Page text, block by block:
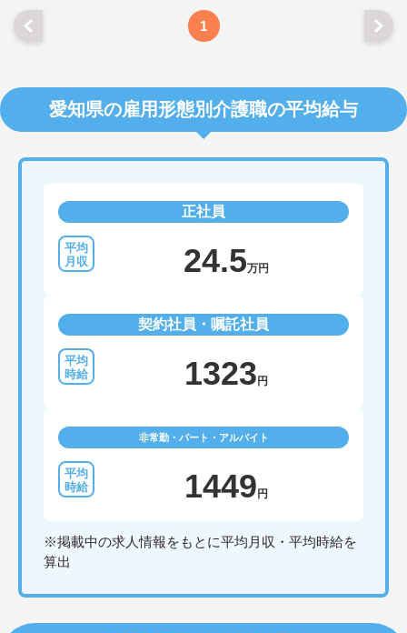
1
愛知県の雇用形態別介護職の平均給与
正社員
24.5万円
契約社員・嘱託社員
1323円
非常勤・パート・アルバイト
1449円
※掲載中の求人情報をもとに平均月収・平均時給を
算出